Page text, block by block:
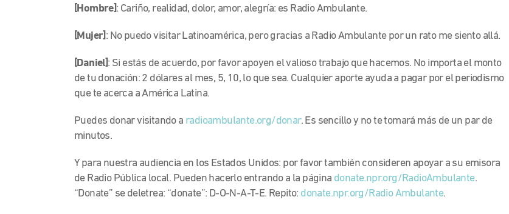
[Hombre]: Cariño, realidad, dolor, amor, alegría: es Radio Ambulante.
[Mujer] : No puedo visitar Latinoamérica, pero gracias a Radio Ambulante por un rato me siento allá.
[Daniel]: Si estás de acuerdo, por favor apoyen el valioso trabajo que hacemos. No importa el monto
de tu donación: 2 dólares al mes, 5, 10, lo que sea. Cualquier aporte ayuda a pagar por el periodismo
que te acerca a América Latina.
Puedes donar visitando a radioambulante.org/donar. Es sencillo y no te tomará más de un par de
minutos.
Y para nuestra audiencia en los Estados Unidos: por favor también consideren apoyar a su emisora
de Radio Pública local. Pueden hacerlo entrando a la página donate.npr.org/RadioAmbulante.
“Donate” se deletrea: “donate”: D-O-N-A-T-E. Repito: donate.npr.org/Radio Ambulante.